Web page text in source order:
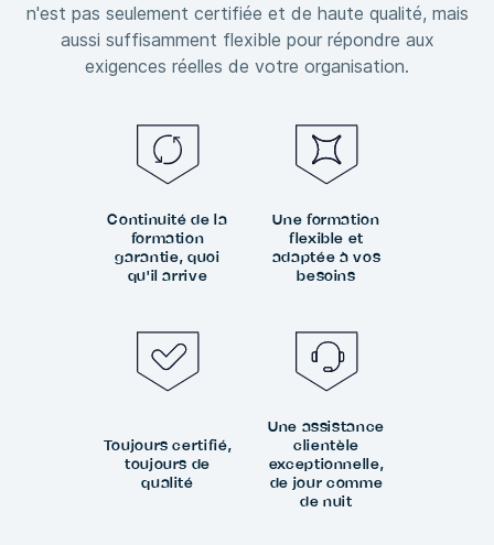
n'est pas seulement certifiée et de haute qualité, mais
aussi suffisamment flexible pour répondre aux
exigences réelles de votre organisation.
Continuité de la
formation
garantie, quoi
qu'il arrive
Une formation
flexible et
adaptée à vos
besoins
Toujours certifié,
toujours de
qualité
Une assistance
clientèle
exceptionnelle,
de jour comme
de nuit